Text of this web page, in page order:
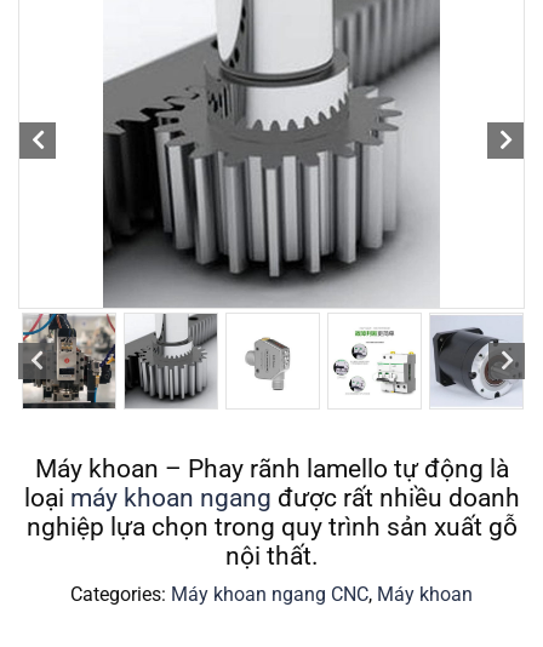
Máy khoan – Phay rãnh lamello tự động là
loại máy khoan ngang được rất nhiều doanh
nghiệp lựa chọn trong quy trình sản xuất gỗ
nội thất.
Categories: Máy khoan ngang CNC, Máy khoan